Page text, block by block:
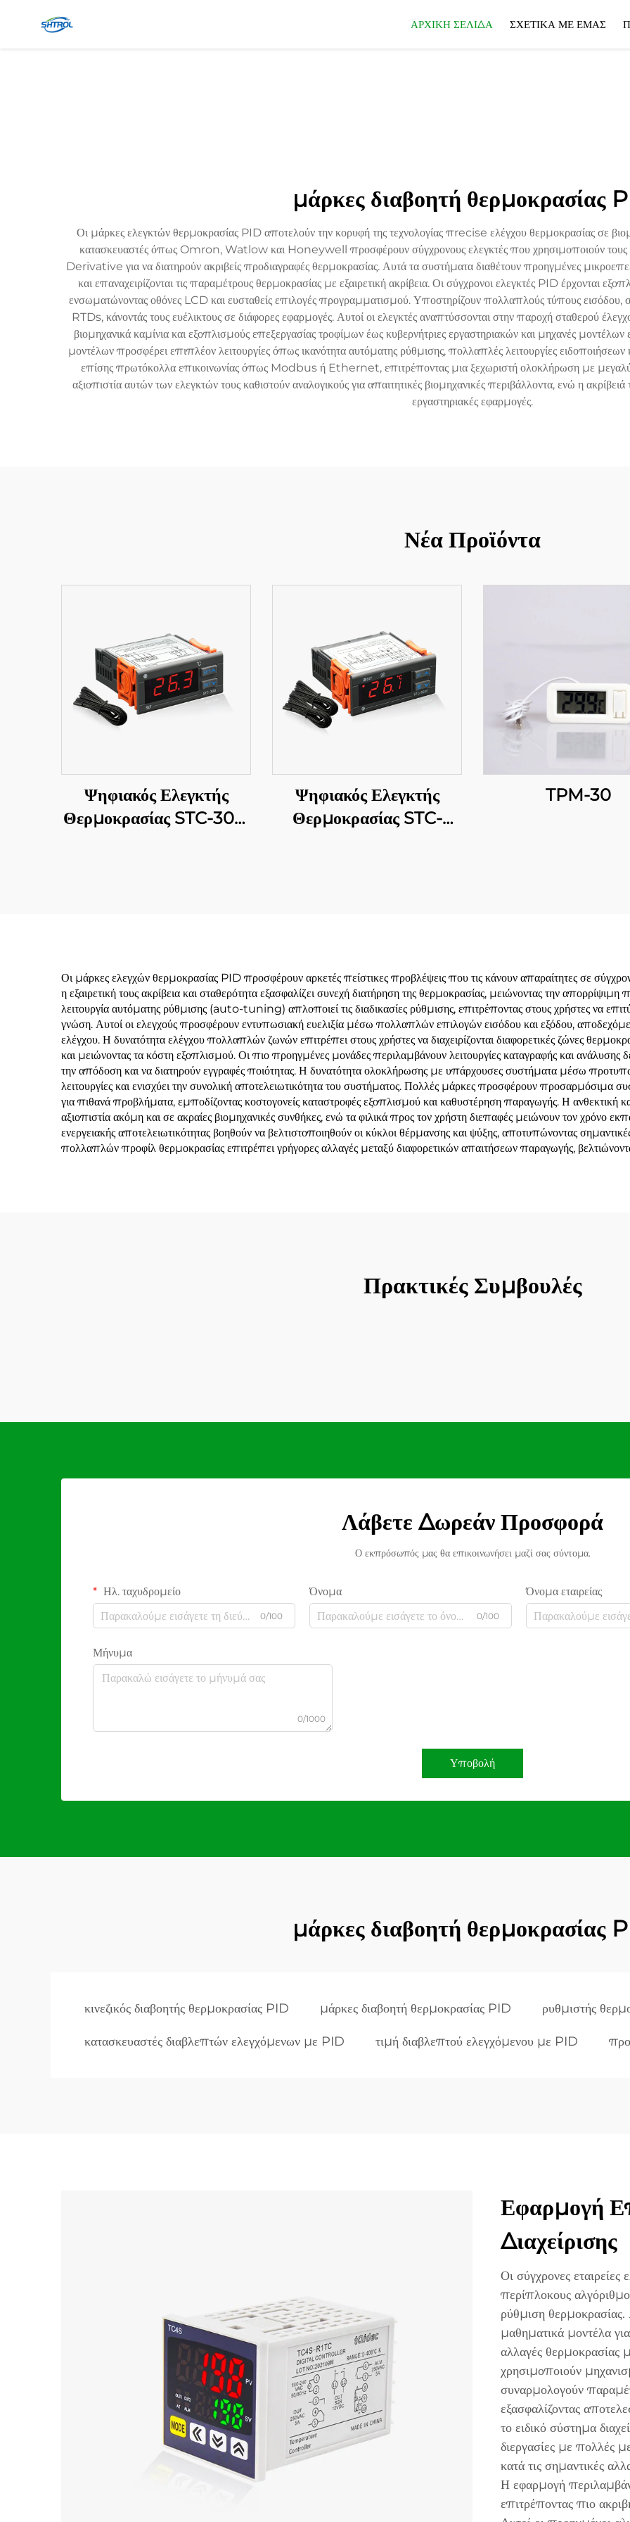
ΑΡΧΙΚΉ ΣΕΛΊΔΑ ΣΧΕΤΙΚΆ ΜΕ ΕΜΆΣ
μάρκες διαβοητή θερμοκρασίας
Οι μάρκες ελεγκτών θερμοκρασίας PID αποτελούν την κορυφή της τεχνολογίας πrecise ελέγχου θερμοκρασίας σε
κατασκευαστές όπως Omron, Watlow και Honeywell προσφέρουν σύγχρονους ελεγκτές που χρησιμοποιούν
Derivative για να διατηρούν ακριβείς προδιαγραφές θερμοκρασίας. Αυτά τα συστήματα διαθέτουν προηγμένες
και επαναχειρίζονται τις παραμέτρους θερμοκρασίας με εξαιρετική ακρίβεια. Οι σύγχρονοι ελεγκτές PID έρχονται
ενσωματώνοντας οθόνες LCD και ευσταθείς επιλογές προγραμματισμού. Υποστηρίζουν πολλαπλούς τύπους
RTDs, κάνοντάς τους ευέλικτους σε διάφορες εφαρμογές. Αυτοί οι ελεγκτές αναπτύσσονται στην παροχή σταθερού
βιομηχανικά καμίνια και εξοπλισμούς επεξεργασίας τροφίμων έως κυβερνήτριες εργαστηριακών και μηχανές
μοντέλων προσφέρει επιπλέον λειτουργίες όπως ικανότητα αυτόματης ρύθμισης, πολλαπλές λειτουργίες
επίσης πρωτόκολλα επικοινωνίας όπως Modbus ή Ethernet, επιτρέποντας μια ξεχωριστή ολοκλήρωση με
αξιοπιστία αυτών των ελεγκτών τους καθιστούν αναλογικούς για απαιτητικές βιομηχανικές περιβάλλοντα, ενώ η
εργαστηριακές εφαρμογές.
Νέα Προϊόντα
Ψηφιακός Ελεγκτής
Θερμοκρασίας STC-300:
Ψηφιακός Ελεγκτής
Θερμοκρασίας STC-
TPM-30
Οι μάρκες ελεγχών θερμοκρασίας PID προσφέρουν αρκετές πείστικες προβλέψεις που τις κάνουν απαραίτητες σε
η εξαιρετική τους ακρίβεια και σταθερότητα εξασφαλίζει συνεχή διατήρηση της θερμοκρασίας, μειώνοντας την
λειτουργία αυτόματης ρύθμισης (auto-tuning) απλοποιεί τις διαδικασίες ρύθμισης, επιτρέποντας στους χρήστες να
γνώση. Αυτοί οι ελεγχούς προσφέρουν εντυπωσιακή ευελιξία μέσω πολλαπλών επιλογών εισόδου και εξόδου,
ελέγχου. Η δυνατότητα ελέγχου πολλαπλών ζωνών επιτρέπει στους χρήστες να διαχειρίζονται διαφορετικές ζώνες
και μειώνοντας τα κόστη εξοπλισμού. Οι πιο προηγμένες μονάδες περιλαμβάνουν λειτουργίες καταγραφής και
την απόδοση και να διατηρούν εγγραφές ποιότητας. Η δυνατότητα ολοκλήρωσης με υπάρχουσες συστήματα μέσω
λειτουργίες και ενισχύει την συνολική αποτελειωτικότητα του συστήματος. Πολλές μάρκες προσφέρουν
για πιθανά προβλήματα, εμποδίζοντας κοστογονείς καταστροφές εξοπλισμού και καθυστέρηση παραγωγής. Η ανθεκτική
αξιοπιστία ακόμη και σε ακραίες βιομηχανικές συνθήκες, ενώ τα φιλικά προς τον χρήστη διεπαφές μειώνουν τον χρόνο
ενεργειακής αποτελειωτικότητας βοηθούν να βελτιστοποιηθούν οι κύκλοι θέρμανσης και ψύξης, αποτυπώνοντας
πολλαπλών προφίλ θερμοκρασίας επιτρέπει γρήγορες αλλαγές μεταξύ διαφορετικών απαιτήσεων παραγωγής, βελτιώνοντας
Πρακτικές Συμβουλές
Λάβετε Δωρεάν Προσφορά
Ο εκπρόσωπός μας θα επικοινωνήσει μαζί σας σύντομα.
Ηλ. ταχυδρομείο
0/100
Όνομα
0/100
Όνομα εταιρείας
Μήνυμα
0/1000
Υποβολή
μάρκες διαβοητή θερμοκρασίας
κινεζικός διαβοητής θερμοκρασίας PID μάρκες διαβοητή θερμοκρασίας PID ρυθμιστής
κατασκευαστές διαβλεπτών ελεγχόμενων με PID τιμή διαβλεπτού ελεγχόμενου με PID
Εφαρμογή
Διαχείρισης
Οι σύγχρονες
περίπλοκους
ρύθμιση
μαθηματικά μοντέλα
αλλαγές θερμοκρασίας
χρησιμοποιούν
συναρμολογούν
εξασφαλίζοντας
το ειδικό σύστημα
διεργασίες με πολλές
κατά τις σημαντικές
Η εφαρμογή
επιτρέποντας πιο